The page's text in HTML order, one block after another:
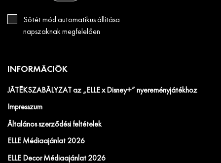
Sötét mód automatikus állítása
napszaknak megfelelően
INFORMÁCIÓK
JÁTÉKSZABÁLYZAT az „ELLE x Disney+” nyereményjátékhoz
Impresszum
Általános szerződési feltételek
ELLE Médiaajánlat 2026
ELLE Decor Médiaajánlat 2026